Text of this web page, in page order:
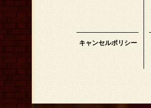
キャンセルポリシー